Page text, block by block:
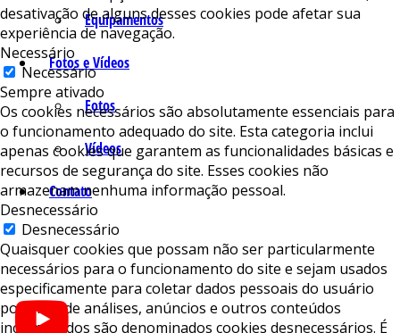
Equipamentos
Fotos e Vídeos
Fotos
Vídeos
Contato
desativação de alguns desses cookies pode afetar sua
experiência de navegação.
Necessário
Necessário
Sempre ativado
Os cookies necessários são absolutamente essenciais para
o funcionamento adequado do site. Esta categoria inclui
apenas cookies que garantem as funcionalidades básicas e
recursos de segurança do site. Esses cookies não
armazenam nenhuma informação pessoal.
Desnecessário
Desnecessário
Quaisquer cookies que possam não ser particularmente
necessários para o funcionamento do site e sejam usados ​​
especificamente para coletar dados pessoais do usuário
por meio de análises, anúncios e outros conteúdos
incorporados são denominados cookies desnecessários. É